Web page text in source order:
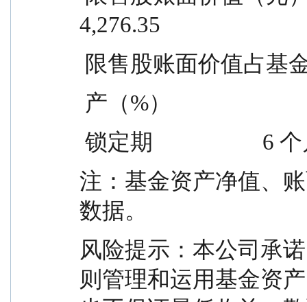
4,276.35
限售股账面价值占基
产（%）
锁定期                    6
注：基金资产净值、
数据。
风险提示：本公司承
则管理和运用基金资